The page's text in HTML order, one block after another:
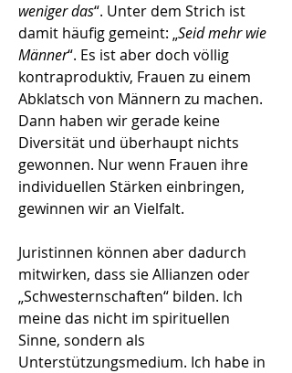
weniger das“. Unter dem Strich ist
damit häufig gemeint: „Seid mehr wie
Männer“. Es ist aber doch völlig
kontraproduktiv, Frauen zu einem
Abklatsch von Männern zu machen.
Dann haben wir gerade keine
Diversität und überhaupt nichts
gewonnen. Nur wenn Frauen ihre
individuellen Stärken einbringen,
gewinnen wir an Vielfalt.
Juristinnen können aber dadurch
mitwirken, dass sie Allianzen oder
„Schwesternschaften“ bilden. Ich
meine das nicht im spirituellen
Sinne, sondern als
Unterstützungsmedium. Ich habe in